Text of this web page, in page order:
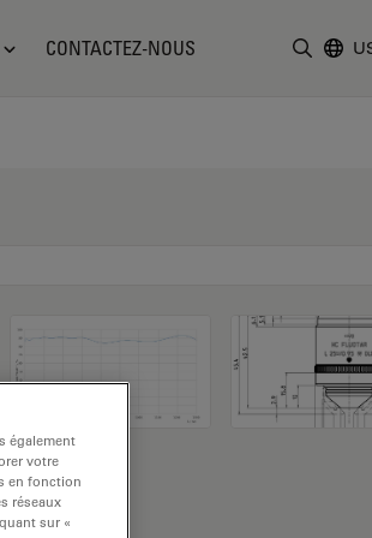
CONTACTEZ-NOUS
également
votre
en fonction
réseaux
sur «